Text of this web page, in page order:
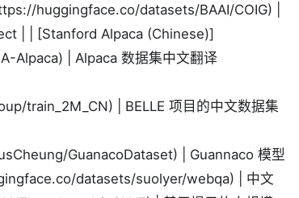
datasets/BAAI/COIG) |
| | [Stanford Alpaca (Chinese)]
Alpaca) | Alpaca 数据集中文翻译
train_2M_CN) | BELLE 项目的中文数据集
GuanacoDataset) | Guannaco 模型
datasets/suolyer/webqa) | 中文